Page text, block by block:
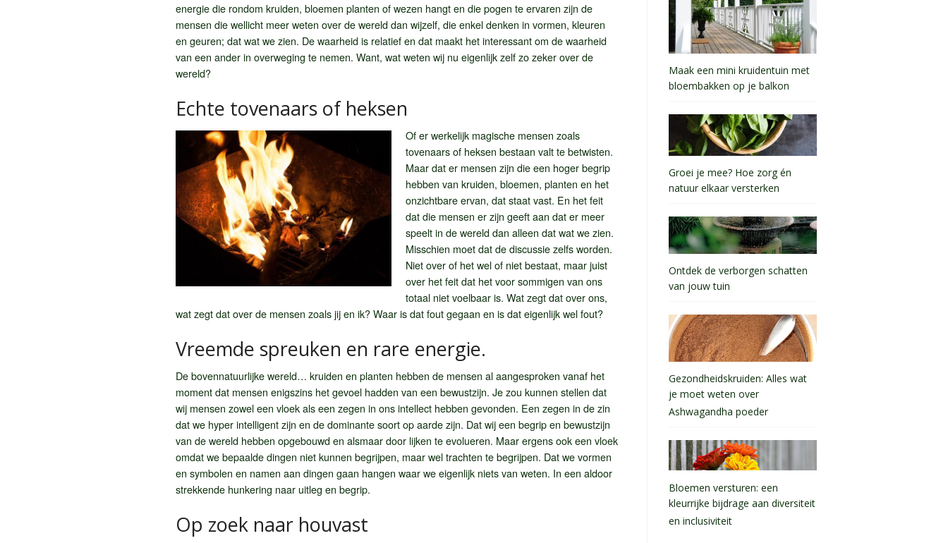
energie die rondom kruiden, bloemen planten of wezen hangt en die pogen te ervaren zijn de
mensen die wellicht meer weten over de wereld dan wijzelf, die enkel denken in vormen, kleuren
en geuren; dat wat we zien. De waarheid is relatief en dat maakt het interessant om de waarheid
van een ander in overweging te nemen. Want, wat weten wij nu eigenlijk zelf zo zeker over de
wereld?
Echte tovenaars of heksen
Of er werkelijk magische mensen zoals
tovenaars of heksen bestaan valt te betwisten.
Maar dat er mensen zijn die een hoger begrip
hebben van kruiden, bloemen, planten en het
onzichtbare ervan, dat staat vast. En het feit
dat die mensen er zijn geeft aan dat er meer
speelt in de wereld dan alleen dat wat we zien.
Misschien moet dat de discussie zelfs worden.
Niet over of het wel of niet bestaat, maar juist
over het feit dat het voor sommigen van ons
totaal niet voelbaar is. Wat zegt dat over ons,
wat zegt dat over de mensen zoals jij en ik? Waar is dat fout gegaan en is dat eigenlijk wel fout?
Vreemde spreuken en rare energie.
De bovennatuurlijke wereld… kruiden en planten hebben de mensen al aangesproken vanaf het
moment dat mensen enigszins het gevoel hadden van een bewustzijn. Je zou kunnen stellen dat
wij mensen zowel een vloek als een zegen in ons intellect hebben gevonden. Een zegen in de zin
dat we hyper intelligent zijn en de dominante soort op aarde zijn. Dat wij een begrip en bewustzijn
van de wereld hebben opgebouwd en alsmaar door lijken te evolueren. Maar ergens ook een vloek
omdat we bepaalde dingen niet kunnen begrijpen, maar wel trachten te begrijpen. Dat we vormen
en symbolen en namen aan dingen gaan hangen waar we eigenlijk niets van weten. In een aldoor
strekkende hunkering naar uitleg en begrip.
Op zoek naar houvast
Maak een mini kruidentuin met
bloembakken op je balkon
Groei je mee? Hoe zorg én
natuur elkaar versterken
Ontdek de verborgen schatten
van jouw tuin
Gezondheidskruiden: Alles wat
je moet weten over
Ashwagandha poeder
Bloemen versturen: een
kleurrijke bijdrage aan diversiteit
en inclusiviteit